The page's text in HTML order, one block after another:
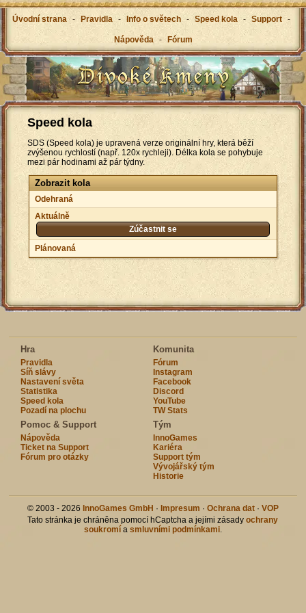
Úvodní strana - Pravidla - Info o světech - Speed kola - Support -
Nápověda - Fórum
Speed kola
SDS (Speed kola) je upravená verze originální hry, která běží
zvýšenou rychlostí (např. 120x rychleji). Délka kola se pohybuje
mezi pár hodinami až pár týdny.
Zobrazit kola
Odehraná
Aktuálně
Zúčastnit se
Plánovaná
Hra
Pravidla
Síň slávy
Nastavení světa
Statistika
Speed kola
Pozadí na plochu
Komunita
Fórum
Instagram
Facebook
Discord
YouTube
TW Stats
Pomoc & Support
Nápověda
Ticket na Support
Fórum pro otázky
Tým
InnoGames
Kariéra
Support tým
Vývojářský tým
Historie
© 2003 - 2026 InnoGames GmbH · Impresum · Ochrana dat · VOP
Tato stránka je chráněna pomocí hCaptcha a jejími zásadyochrany
soukromía smluvními podmínkami.